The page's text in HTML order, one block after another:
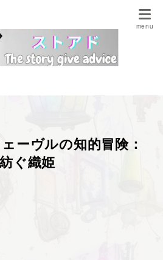
ーヴルの知的冒険：
ぐ織姫